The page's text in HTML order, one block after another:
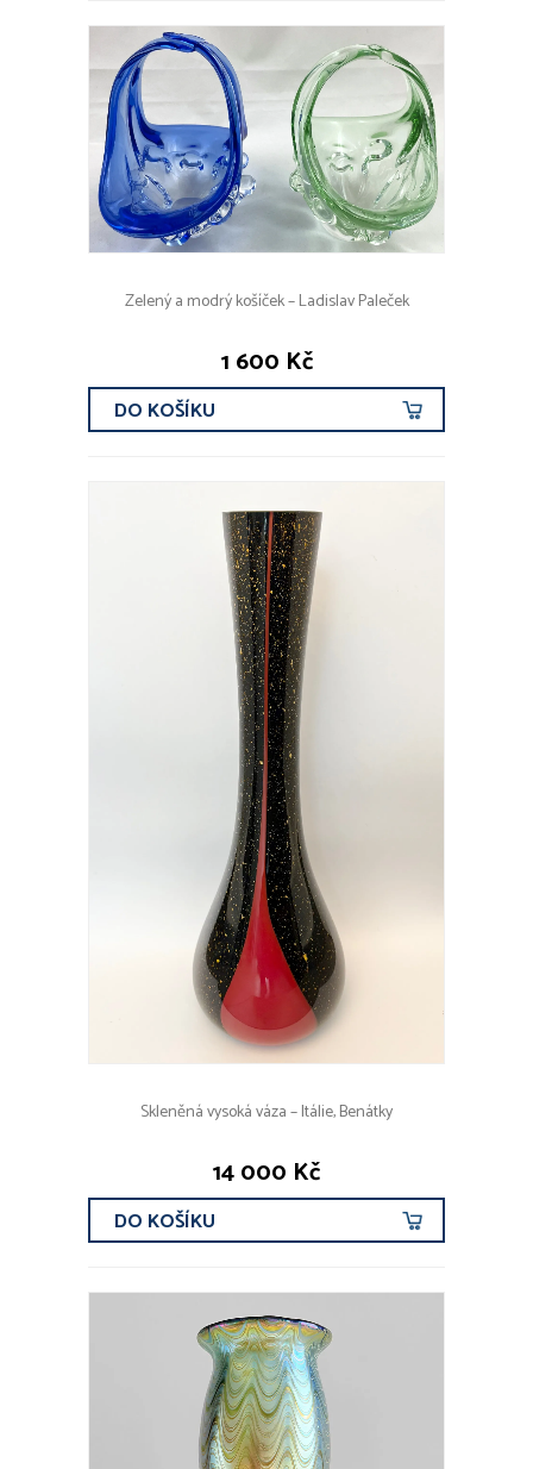
Zelený a modrý košíček – Ladislav Paleček
1 600 Kč
DO KOŠÍKU
Skleněná vysoká váza – Itálie, Benátky
14 000 Kč
DO KOŠÍKU